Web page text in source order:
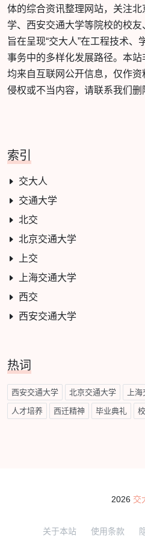
体的综合资讯整理网站，关注
学、西安交通大学等院校的校友
旨在呈现“交大人”在工程技术
事务中的多样化发展路径。本
均来自互联网公开信息，仅作
侵权或不当内容，请联系我们删
索引
交大人
交通大学
北交
北京交通大学
上交
上海交通大学
西交
西安交通大学
热词
西安交通大学 北京交通大学 上
人才培养 西迁精神 毕业典礼
2026 交
关于本站 使用条款